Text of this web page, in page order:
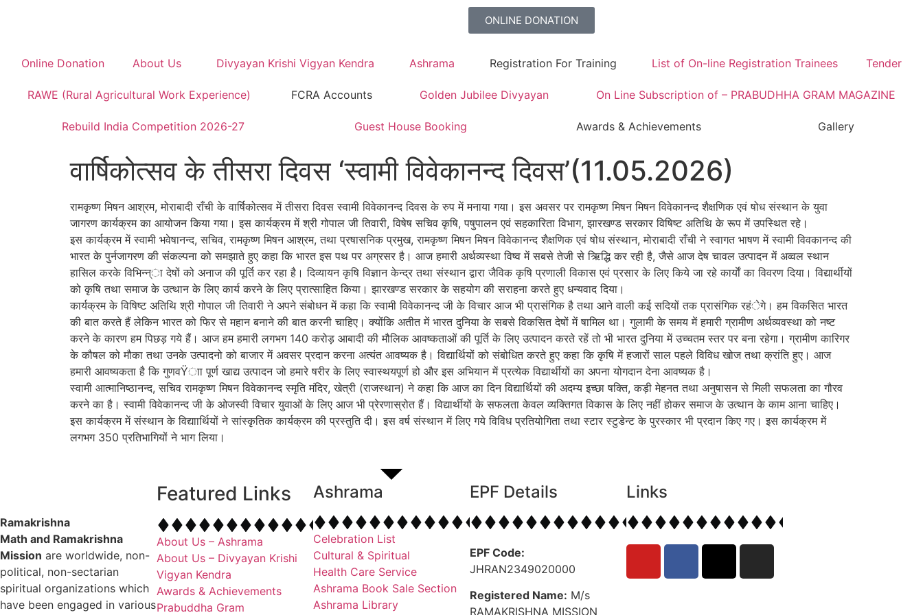
ONLINE DONATION
Online Donation About Us Divyayan Krishi Vigyan Kendra Ashrama Registration For Training List of On-line Registration Trainees Tender
RAWE (Rural Agricultural Work Experience) FCRA Accounts Golden Jubilee Divyayan On Line Subscription of – PRABUDHHA GRAM MAGAZINE
Rebuild India Competition 2026-27 Guest House Booking Awards & Achievements Gallery
वार्षिकोत्सव के तीसरा दिवस ‘स्वामी विवेकानन्द दिवस’(11.05.2026)
रामकृष्ण मिषन आश्रम, मोराबादी राँची के वार्षिकोत्सव में तीसरा दिवस स्वामी विवेकानन्द दिवस के रुप में मनाया गया। इस अवसर पर रामकृष्ण मिषन मिषन विवेकानन्द शैक्षणिक एवं षोध संस्थान के युवा
जागरण कार्यक्रम का आयोजन किया गया। इस कार्यक्रम में श्री गोपाल जी तिवारी, विषेष सचिव कृषि, पषुपालन एवं सहकारिता विभाग, झारखण्ड सरकार विषिष्ट अतिथि के रूप में उपस्थित रहे।
इस कार्यक्रम में स्वामी भवेषानन्द, सचिव, रामकृष्ण मिषन आश्रम, तथा प्रषासनिक प्रमुख, रामकृष्ण मिषन मिषन विवेकानन्द शैक्षणिक एवं षोध संस्थान, मोराबादी राँची ने स्वागत भाषण में स्वामी विवकानन्द की
भारत के पुर्नजागरण की संकल्पना को समझाते हुए कहा कि भारत इस पथ पर अग्रसर है। आज हमारी अर्थव्यस्था विष्व में सबसे तेजी से ऋिद्धि कर रही है, जैसे आज देष चावल उत्पादन में अव्वल स्थान
हासिल करके विभिन्न्ा देषों को अनाज की पूर्ति कर रहा है। दिव्यायन कृषि विज्ञान केन्द्र तथा संस्थान द्वारा जैविक कृषि प्रणाली विकास एवं प्रसार के लिए किये जा रहे कार्याें का विवरण दिया। विद्यार्थीयों
को कृषि तथा समाज के उत्थान के लिए कार्य करने के लिए प्रात्साहित किया। झारखण्ड सरकार के सहयोग की सराहना करते हुए धन्यवाद दिया।
कार्यक्रम के विषिष्ट अतिथि श्री गोपाल जी तिवारी ने अपने संबोधन में कहा कि स्वामी विवेकानन्द जी के विचार आज भी प्रासंगिक है तथा आने वाली कई सदियों तक प्रासंगिक रहंेगे। हम विकसित भारत
की बात करते हैं लेकिन भारत को फिर से महान बनाने की बात करनी चाहिए। क्योंकि अतीत में भारत दुनिया के सबसे विकसित देषों में षामिल था। गुलामी के समय में हमारी ग्रामीण अर्थव्यवस्था को नष्ट
करने के कारण हम पिछड़ गये हैं। आज हम हमारी लगभग 140 करोड़ आबादी की मौलिक आवष्कताओं की पूर्ति के लिए उत्पादन करते रहें तो भी भारत दुनिया में उच्चतम स्तर पर बना रहेगा। ग्रामीण कारिगर
के कौषल को मौका तथा उनके उत्पादनो को बाजार में अवसर प्रदान करना अत्यंत आवष्यक है। विद्यार्थियों को संबोधित करते हुए कहा कि कृषि में हजारों साल पहले विविध खोज तथा क्रांति हुए। आज
हमारी आवष्यकता है कि गुणवŸाा पूर्ण खाद्य उत्पादन जो हमारे षरीर के लिए स्वास्थयपूर्ण हो और इस अभियान में प्रत्येक विद्यार्थीयों का अपना योगदान देना आवष्यक है।
स्वामी आत्मानिष्ठानन्द, सचिव रामकृष्ण मिषन विवेकानन्द स्मृति मंदिर, खेत्री (राजस्थान) ने कहा कि आज का दिन विद्यार्थियों की अदम्य इच्छा षक्ति, कड़ी मेहनत तथा अनुषासन से मिली सफलता का गौरव
करने का है। स्वामी विवेकानन्द जी के ओजस्वी विचार युवाओं के लिए आज भी प्रेरणास्रोत हैं। विद्यार्थीयों के सफलता केवल व्यक्तिगत विकास के लिए नहीं होकर समाज के उत्थान के काम आना चाहिए।
इस कार्यक्रम में संस्थान के विद्याार्थियों ने सांस्कृतिक कार्यक्रम की प्रस्तुति दी। इस वर्ष संस्थान में लिए गये विविध प्रतियोगिता तथा स्टार स्टुडेन्ट के पुरस्कार भी प्रदान किए गए। इस कार्यक्रम में
लगभग 350 प्रतिभागियों ने भाग लिया।
Ramakrishna
Math and Ramakrishna
Mission are worldwide, non-
political, non-sectarian
spiritual organizations which
have been engaged in various
Featured Links
About Us – Ashrama
About Us – Divyayan Krishi
Vigyan Kendra
Awards & Achievements
Prabuddha Gram
Ashrama
Celebration List
Cultural & Spiritual
Health Care Service
Ashrama Book Sale Section
Ashrama Library
EPF Details
EPF Code:
JHRAN2349020000
Registered Name: M/s
RAMAKRISHNA MISSION
Links